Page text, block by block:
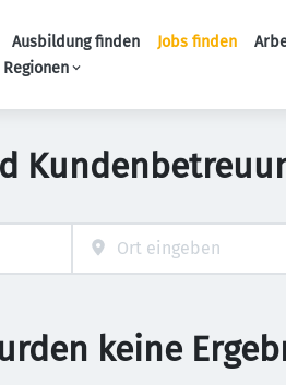
Ausbildung finden Jobs finden
Regionen
keine